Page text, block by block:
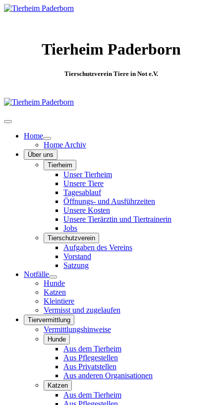
Tierheim Paderborn
Tierschutzverein Tiere in Not e.V.
Home
Home Archiv
Über uns
Tierheim
Unser Tierheim
Unsere Tiere
Tagesablauf
Öffnungs- und Ausführzeiten
Unsere Kosten
Unsere Tierärztin und Tiertrainerin
Jobs
Tierschutzverein
Aufgaben des Vereins
Vorstand
Satzung
Notfälle
Hunde
Katzen
Kleintiere
Vermisst und zugelaufen
Tiervermittlung
Vermittlungshinweise
Hunde
Aus dem Tierheim
Aus Pflegestellen
Aus Privatstellen
Aus anderen Organisationen
Katzen
Aus dem Tierheim